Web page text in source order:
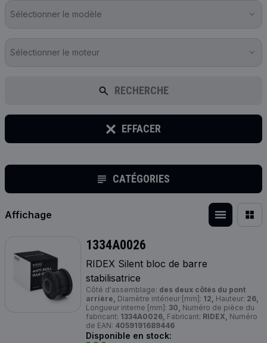
Sélectionner le modèle
Sélectionner le moteur
RECHERCHE
EFFACER
CATÉGORIES
Affichage
1334A0026
RIDEX Silent bloc de barre
stabilisatrice
Côté d'assemblage: des deux côtés du pont
arrière, Diamètre intérieur [mm]: 12, Hauteur: 26,
Longueur interne [mm]: 30, Numéro de pièce du
fabricant: 1334A0026, Fabricant: RIDEX, Numéro
de EAN: 4059191689446
Disponible en stock: